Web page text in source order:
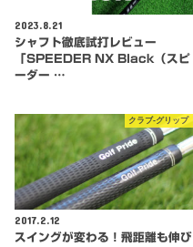
2023.8.21
シャフト徹底試打レビュー
「SPEEDER NX Black（スピ
ーダー …
クラブ-グリップ
2017.2.12
スイングが変わる！飛距離も伸び